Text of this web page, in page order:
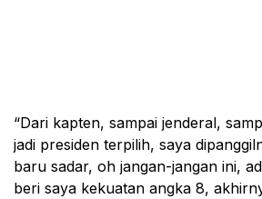
“Dari kapten, sampai jenderal,
jadi presiden terpilih, saya
baru sadar, oh jangan-jangan ini,
beri saya kekuatan angka 8,